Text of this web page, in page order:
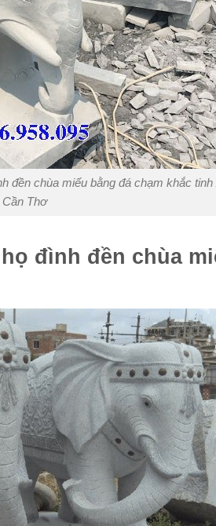
đền chùa miếu bằng đá chạm khắc tinh
Cần Thơ
đình đền chùa